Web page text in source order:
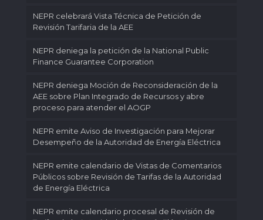
NEPR celebrará Vista Técnica de Petición de
Revisión Tarifaria de la AEE
NEPR deniega la petición de la National Public
Finance Guarantee Corporation
NEPR deniega Moción de Reconsideración de la
AEE sobre Plan Integrado de Recursos y abre
proceso para atender el AOGP
NEPR emite Aviso de Investigación para Mejorar
Desempeño de la Autoridad de Energía Eléctrica
NEPR emite calendario de Vistas de Comentarios
Públicos sobre Revisión de Tarifas de la Autoridad
de Energía Eléctrica
NEPR emite calendario procesal de Revisión de